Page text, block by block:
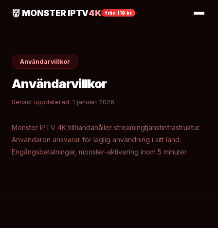
👹 MONSTER IPTV4K från 119 kr
Användarvillkor
Användarvillkor
Senast uppdaterad: 1 januari 2026
Monster IPTV 4K tillhandahåller streamingtjänstinfrastruktur.
Användaren ansvarar för laglig användning i sitt land.
Engångsbetalningar, monster-aktivering inom 5 minuter.